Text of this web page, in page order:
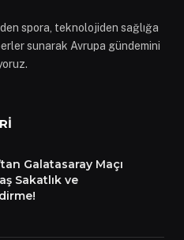
spora, teknolojiden sağlığa
sunarak Avrupa gündemini
Galatasaray Maçı
Sakatlık ve